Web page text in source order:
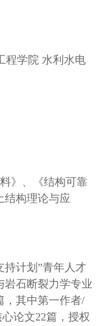
程学院 水利水电
》、《结构可靠
结构理论与应
持计划”青年人才
岩石断裂力学专业
，其中第一作者/
论文22篇，授权